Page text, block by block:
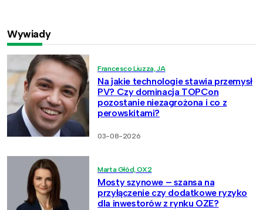
Wywiady
Francesco Liuzza, JA
Na jakie technologie stawia przemysł
PV? Czy dominacja TOPCon
pozostanie niezagrożona i co z
perowskitami?
03-08-2026
Marta Głód, OX2
Mosty szynowe – szansa na
przyłączenie czy dodatkowe ryzyko
dla inwestorów z rynku OZE?